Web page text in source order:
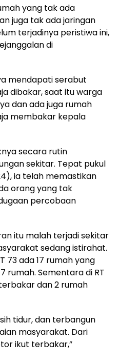
yang tak ada
juga tak ada jaringan
terjadinya peristiwa ini,
di
mendapati serabut
dibakar, saat itu warga
dan ada juga rumah
membakar kepala
secara rutin
sekitar. Tepat pukul
ia telah memastikan
orang yang tak
percobaan
itu malah terjadi sekitar
sedang istirahat.
73 ada 17 rumah yang
Sementara di RT
dan 2 rumah
tidur, dan terbangun
masyarakat. Dari
ikut terbakar,”